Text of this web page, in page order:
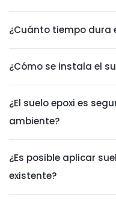
¿Cuánto tiempo dura
¿Cómo se instala el
¿El suelo epoxi es
ambiente?
¿Es posible aplicar
existente?